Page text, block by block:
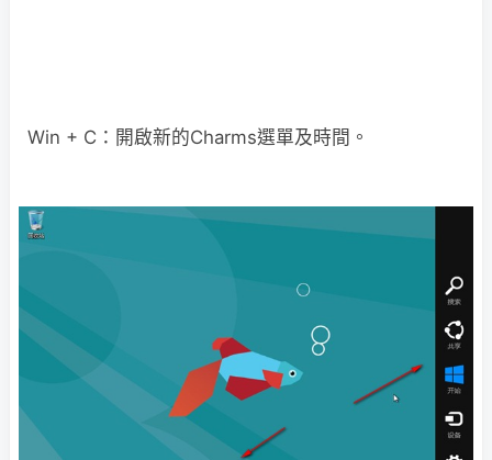
Win + C：開啟新的Charms選單及時間。